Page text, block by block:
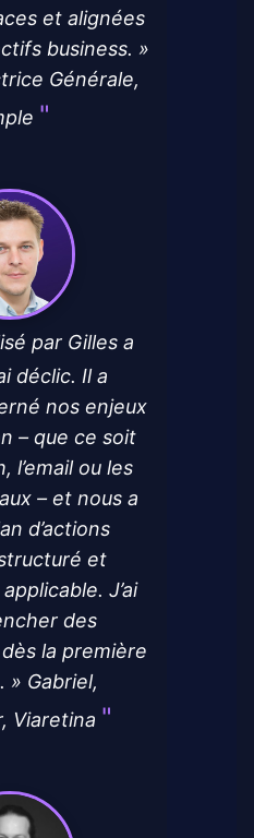
et alignées
business. »
Générale,
par Gilles a
déclic. Il a
nos enjeux
– que ce soit
l’email ou les
– et nous a
d’actions
et
J’ai
des
la première
» Gabriel,
Viaretina